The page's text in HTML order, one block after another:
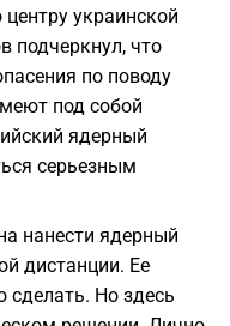
украинской
подчеркнул, что
по поводу
под собой
ядерный
серьезным
нанести ядерный
дистанции. Ее
сделать. Но здесь